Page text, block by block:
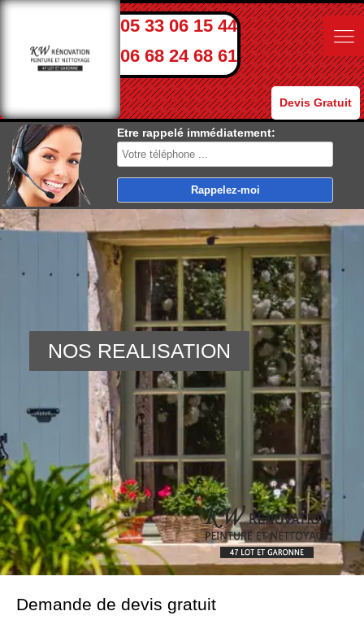
05 33 06 15 44
06 68 24 68 61
Devis Gratuit
Etre rappelé immédiatement:
NOS REALISATION
Demande de devis gratuit